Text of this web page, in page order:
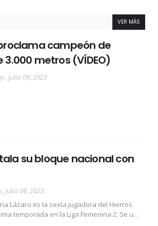
VER MÁS
campeón de
3.000 metros (VÍDEO)
julio 09, 2023
su bloque nacional con
julio 08, 2023
Lázaro es la sexta jugadora del Hierros
temporada en la Liga Femenina 2. Se u...